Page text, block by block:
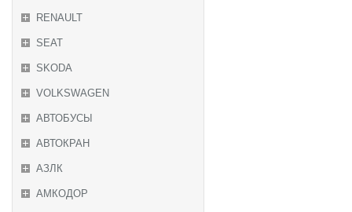
RENAULT
SEAT
SKODA
VOLKSWAGEN
АВТОБУСЫ
АВТОКРАН
АЗЛК
АМКОДОР